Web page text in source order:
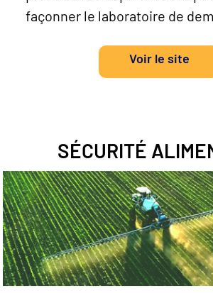
façonner le laboratoire de
Voir le site
SÉCURITÉ